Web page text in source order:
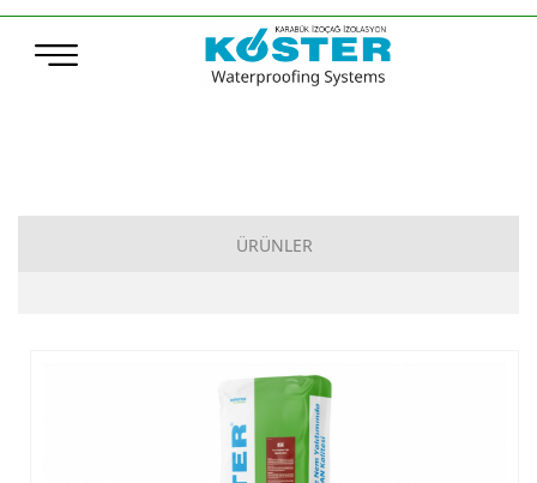
ÜRÜNLER
Poliürea, Poliüretan ve MS-Polymer Su Yalıtımı
Elastomerik Reçine Esaslı Su Yalıtımı